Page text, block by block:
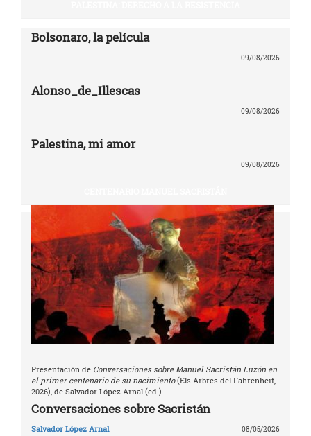
Bolsonaro, la película
09/08/2026
Alonso_de_Illescas
09/08/2026
Palestina, mi amor
09/08/2026
Presentación de Conversaciones sobre Manuel Sacristán Luzón en
el primer centenario de su nacimiento(Els Arbres del Fahrenheit,
2026), de Salvador López Arnal (ed.)
Conversaciones sobre Sacristán
Salvador López Arnal 08/05/2026